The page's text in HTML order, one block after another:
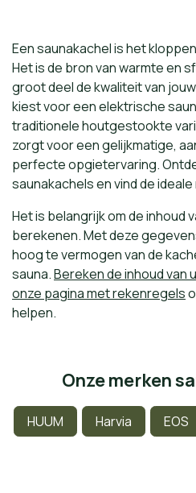
Een saunakachel is het
Het is de bron van warmte en
groot deel de kwaliteit van
kiest voor een elektrische
traditionele houtgestookte
zorgt voor een gelijkmatige,
perfecte opgietervaring.
saunakachels en vind de
Het is belangrijk om de inhoud
berekenen. Met deze
hoog te vermogen van de
sauna.Bereken de inhoud van
onze pagina met rekenregels
helpen.
Onze merken
HUUM Harvia EOS